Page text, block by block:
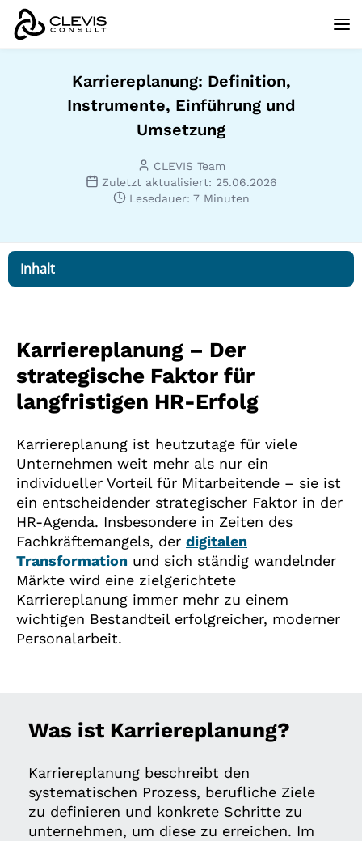
Karriereplanung: Definition,
Instrumente, Einführung und
Umsetzung
CLEVIS Team
Zuletzt aktualisiert: 25.06.2026
Lesedauer: 7 Minuten
Inhalt
Karriereplanung – Der
strategische Faktor für
langfristigen HR-Erfolg
Karriereplanung ist heutzutage für viele
Unternehmen weit mehr als nur ein
individueller Vorteil für Mitarbeitende – sie ist
ein entscheidender strategischer Faktor in der
HR-Agenda. Insbesondere in Zeiten des
Fachkräftemangels, der digitalen
Transformation und sich ständig wandelnder
Märkte wird eine zielgerichtete
Karriereplanung immer mehr zu einem
wichtigen Bestandteil erfolgreicher, moderner
Personalarbeit.
Was ist Karriereplanung?
Karriereplanung beschreibt den
systematischen Prozess, berufliche Ziele
zu definieren und konkrete Schritte zu
unternehmen, um diese zu erreichen. Im